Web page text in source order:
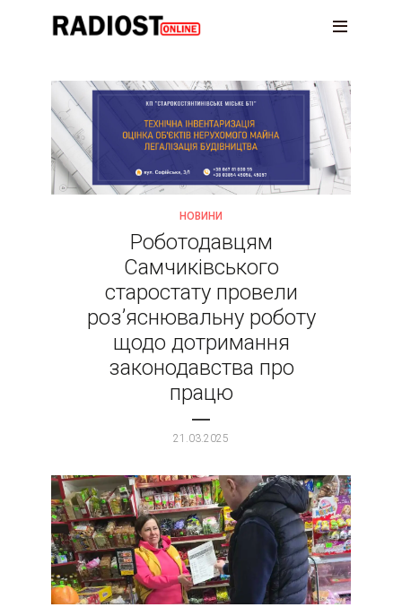
НОВИНИ
Роботодавцям
Самчиківського
старостату провели
роз’яснювальну роботу
щодо дотримання
законодавства про
працю
21.03.2025